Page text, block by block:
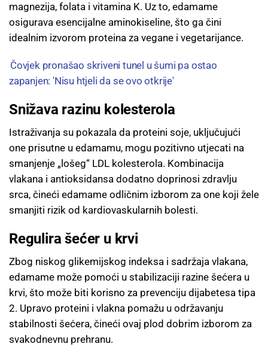
magnezija, folata i vitamina K. Uz to, edamame
osigurava esencijalne aminokiseline, što ga čini
idealnim izvorom proteina za vegane i vegetarijance.
Čovjek pronašao skriveni tunel u šumi pa ostao
zapanjen: 'Nisu htjeli da se ovo otkrije'
Snižava razinu kolesterola
Istraživanja su pokazala da proteini soje, uključujući
one prisutne u edamamu, mogu pozitivno utjecati na
smanjenje „lošeg“ LDL kolesterola. Kombinacija
vlakana i antioksidansa dodatno doprinosi zdravlju
srca, čineći edamame odličnim izborom za one koji žele
smanjiti rizik od kardiovaskularnih bolesti.
Regulira šećer u krvi
Zbog niskog glikemijskog indeksa i sadržaja vlakana,
edamame može pomoći u stabilizaciji razine šećera u
krvi, što može biti korisno za prevenciju dijabetesa tipa
2. Upravo proteini i vlakna pomažu u održavanju
stabilnosti šećera, čineći ovaj plod dobrim izborom za
svakodnevnu prehranu.